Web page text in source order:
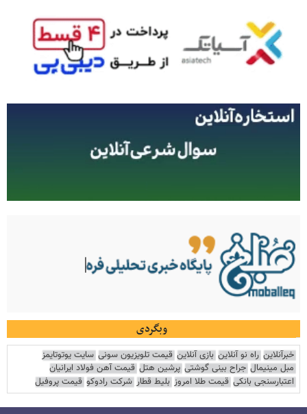
وبگردی
خبرآنلاین راه نو آنلاین بازی آنلاین قیمت تلویزیون سونی سایت یوتوتایمز
مبل مینیمال جراح بینی گوشتی پرشین هتل قیمت آهن فولاد ایرانیان
اعتبارسنجی بانکی قیمت طلا امروز بلیط قطار شرکت رادوکو قیمت پروفیل